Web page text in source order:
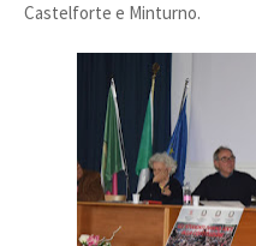
Castelforte e Minturno.